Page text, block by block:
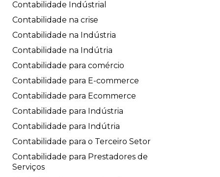
Contabilidade Indústrial
Contabilidade na crise
Contabilidade na Indústria
Contabilidade na Indútria
Contabilidade para comércio
Contabilidade para E-commerce
Contabilidade para Ecommerce
Contabilidade para Indústria
Contabilidade para Indútria
Contabilidade para o Terceiro Setor
Contabilidade para Prestadores de
Serviços